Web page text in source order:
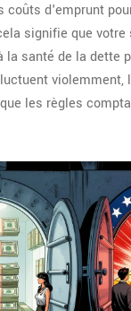
d'emprunt
signifie que
la santé de la dette
violemment,
les règles